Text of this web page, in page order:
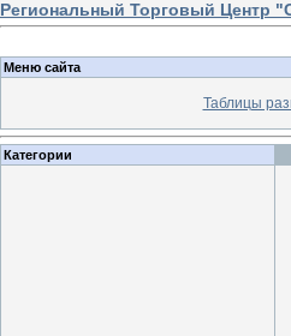
Региональный Торговый Центр
Меню сайта
Таблицы
Категории